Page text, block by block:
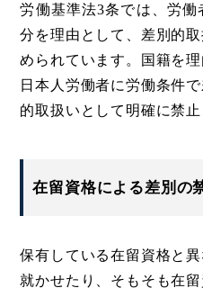
労働基準法3条では、労
分を理由として、差別的
められています。国籍を
日本人労働者に労働条件
的取扱いとして明確に禁止
在留資格による差別の
保有している在留資格と
就かせたり、そもそも在